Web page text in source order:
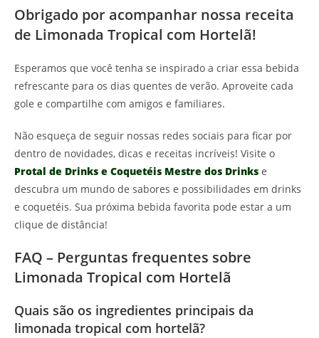
Obrigado por acompanhar nossa receita
de Limonada Tropical com Hortelã!
Esperamos que você tenha se inspirado a criar essa bebida
refrescante para os dias quentes de verão. Aproveite cada
gole e compartilhe com amigos e familiares.
Não esqueça de seguir nossas redes sociais para ficar por
dentro de novidades, dicas e receitas incríveis! Visite o
Protal de Drinks e Coquetéis Mestre dos Drinks e
descubra um mundo de sabores e possibilidades em drinks
e coquetéis. Sua próxima bebida favorita pode estar a um
clique de distância!
FAQ – Perguntas frequentes sobre
Limonada Tropical com Hortelã
Quais são os ingredientes principais da
limonada tropical com hortelã?